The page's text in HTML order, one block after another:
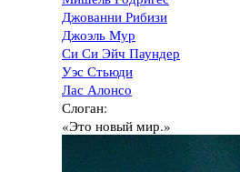
Джованни Рибизи
Джоэль Мур
Си Си Эйч Паундер
Уэс Стьюди
Лас Алонсо
Слоган:
«Это новый мир.»